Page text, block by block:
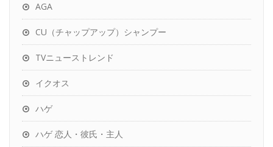
AGA
CU（チャップアップ）シャンプー
TVニューストレンド
イクオス
ハゲ
ハゲ 恋人・彼氏・主人